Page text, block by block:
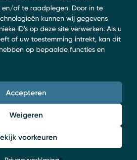
of te raadplegen. Door in te
kunnen wij gegevens
ID's op deze site verwerken. Als u
of uw toestemming intrekt, kan dit
op bepaalde functies en
Accepteren
Weigeren
voorkeuren